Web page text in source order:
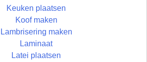
Keuken plaatsen
Koof maken
Lambrisering maken
Laminaat
Latei plaatsen